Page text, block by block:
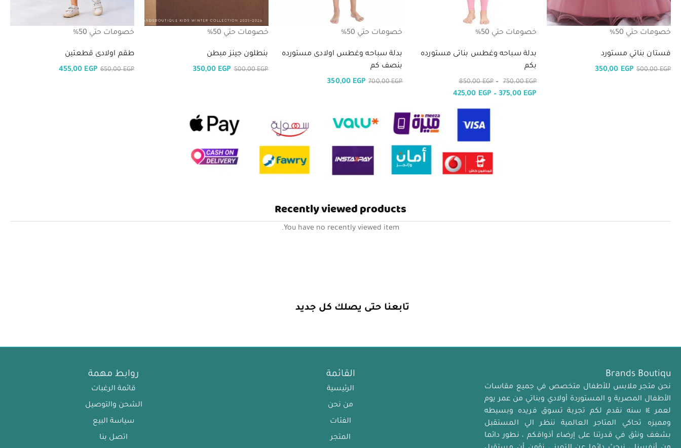
خصومات حتي 50%
فستان بناتي مستورد
500,00EGP
350,00 EGP
خصومات حتي 50%
بدلة سباحه وغطس بناتى مستورده
بكم
750,00EGP
–
850,00EGP
375,00 EGP
–
425,00 EGP
خصومات حتي 50%
بدلة سباحه وغطس اولادى مستورده
بنصف كم
700,00EGP
350,00 EGP
خصومات حتي 50%
بنطلون جينز مبطن
500,00EGP
350,00 EGP
خصومات حتي 50%
طقم اولادى قطعتين
650,00EGP
455,00 EGP
Recently viewed products
You have no recently viewed item.
تابعنا حتى يصلك كل جديد
Brands Boutiqu
نحن متجر ملابس للأطفال متخصص في جميع مقاسات
الأطفال المصرية و المستوردة أولادي وبناتي من عمر يوم
لعمر ١٤ سنه نقدم لكم تجربة تسوق فريده وبسيطه
ومميزه تحاكي المتاجر العالمية ننظر الي المستقبل
بشغف ونثق في قدرتنا على إرضاء أذواقكم ، نطور دائما
القائمة
الرئيسية
من نحن
الفئات
المتجر
روابط مهمة
قائمة الرغبات
الشحن والتوصيل
سياسة البيع
اتصل بنا